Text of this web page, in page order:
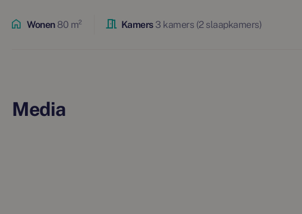
Wonen80 m² Kamers3 kamers (2 slaapkamers)
Media